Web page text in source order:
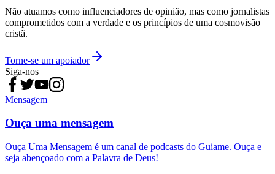
Não atuamos como influenciadores de opinião, mas como jornalistas
comprometidos com a verdade e os princípios de uma cosmovisão
cristã.
Torne-se um apoiador
Siga-nos
Mensagem
Ouça uma mensagem
Ouça Uma Mensagem é um canal de podcasts do Guiame. Ouça e
seja abençoado com a Palavra de Deus!